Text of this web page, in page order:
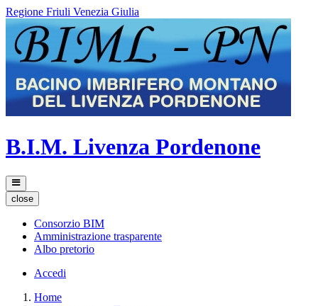
Regione Friuli Venezia Giulia
B.I.M. Livenza Pordenone
close
Consorzio BIM
Amministrazione trasparente
Albo pretorio
Accedi
Home